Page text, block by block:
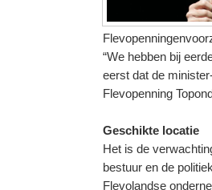
“We hebben bij
eerst dat de
Flevopenning
Geschikte locatie
Het is de
bestuur en de
Flevolandse